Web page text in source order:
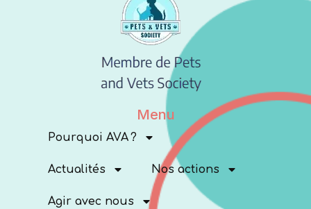
Menu
Pourquoi AVA ?
Actualités Nos actions
Agir avec nous